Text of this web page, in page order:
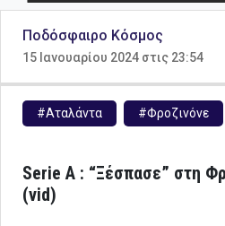
Ποδόσφαιρο Κόσμος
15 Ιανουαρίου 2024 στις 23:54
#Αταλάντα #Φροζινόνε
Serie A : “Ξέσπασε” στη
(vid)